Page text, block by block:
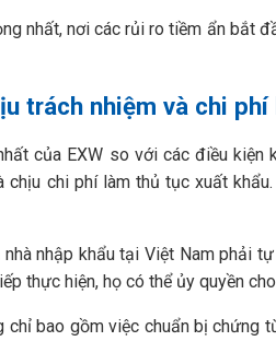
nhất, nơi các rủi ro tiềm ẩn bắt
trách nhiệm và chi
của EXW so với các điều kiện
chịu chi phí làm thủ tục xuất
nhập khẩu tại Việt Nam phải
thực hiện, họ có thể ủy quyền
chỉ bao gồm việc chuẩn bị